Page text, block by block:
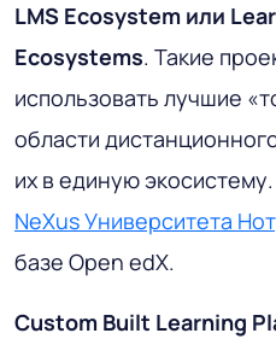
LMS Ecosystem или
Ecosystems. Такие
использовать лучшие
области
их в единую
NeXus Университета
базе Open edX.
Custom Built Learning